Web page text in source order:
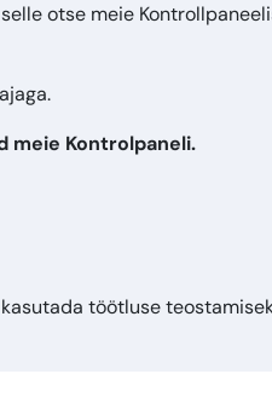
otse meie
meie Kontrolpaneli.
töötluse